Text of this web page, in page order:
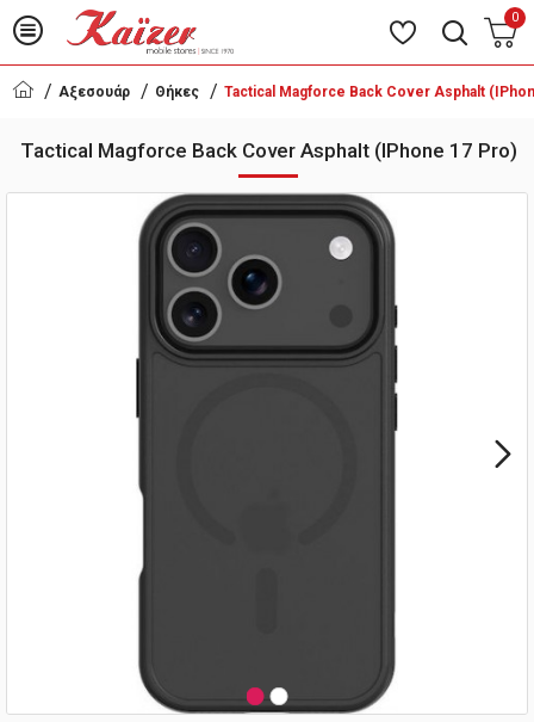
0
Αξεσουάρ Θήκες Tactical Magforce Back Cover Asphalt
Tactical Magforce Back Cover Asphalt (iPhone 17 Pro)